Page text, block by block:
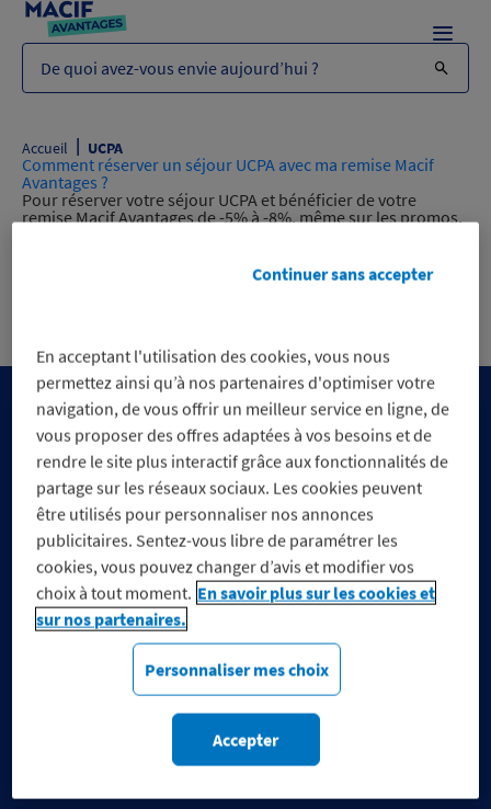
De quoi avez-vous envie aujourd’hui ?
Menu
Accueil | UCPA
Comment réserver un séjour UCPA avec ma remise Macif
Avantages ?
Pour réserver votre séjour UCPA et bénéficier de votre
remise Macif Avantages de -5% à -8%, même sur les promos,
Internet, en vous connectant sur le site
www.macifavantages.fr puis en saisissant “UCPA” dans la…
Réduisez vos dépenses, pas
vos engagements
Découvrez notre sélection de marques engagées
En acceptant l'utilisation des cookies, vous nous
permettez ainsi qu’à nos partenaires d'optimiser votre
navigation, de vous offrir un meilleur service en ligne, de
vous proposer des offres adaptées à vos besoins et de
rendre le site plus interactif grâce aux fonctionnalités de
partage sur les réseaux sociaux. Les cookies peuvent
être utilisés pour personnaliser nos annonces
publicitaires. Sentez-vous libre de paramétrer les
cookies, vous pouvez changer d’avis et modifier vos
choix à tout moment. En savoir plus sur les cookies et
sur nos partenaires.
Personnaliser mes choix
Continuer sans accepter
Accepter